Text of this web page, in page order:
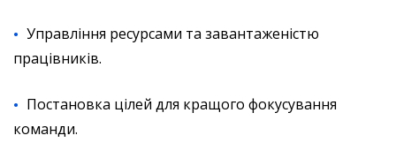
Управління ресурсами та завантаженістю
працівників.
Постановка цілей для кращого фокусування
команди.